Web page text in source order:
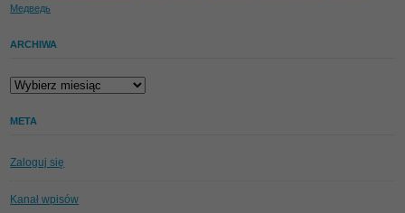
Медведь
ARCHIWA
Archiwa
META
Zaloguj się
Kanał wpisów